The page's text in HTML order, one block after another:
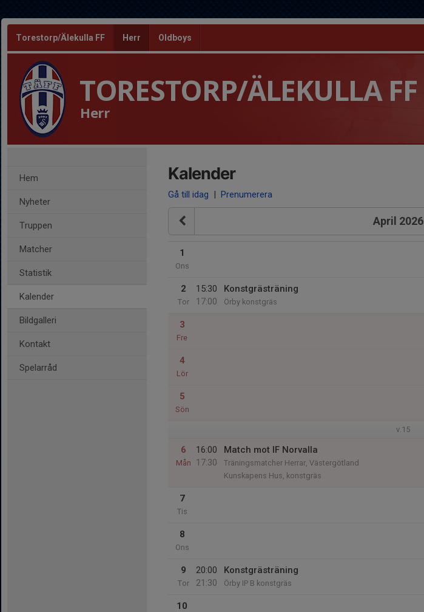
Torestorp/Älekulla FF Herr Oldboys
TORESTORP/ÄLEKULLA FF
Herr
Hem
Nyheter
Truppen
Matcher
Statistik
Kalender
Bildgalleri
Kontakt
Spelarråd
Kalender
Gå till idag | Prenumerera
April 2026
1
Ons
2
Tor
15:30
17:00
Konstgrästräning
Örby konstgräs
3
Fre
4
Lör
5
Sön
v.15
6
Mån
16:00
17:30
Match mot IF Norvalla
Träningsmatcher Herrar, Västergötland
Kunskapens Hus, konstgräs
7
Tis
8
Ons
9
Tor
20:00
21:30
Konstgrästräning
Örby IP B konstgräs
10